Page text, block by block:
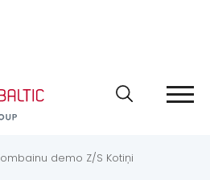
demo Z/S Kotiņi